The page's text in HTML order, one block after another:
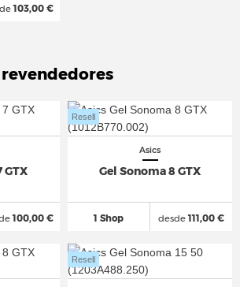
103,00 €
GTX
100,00 €
Asics
Gel Sonoma 8 GTX
1 Shop
Resell
desde111,00 €
Resell